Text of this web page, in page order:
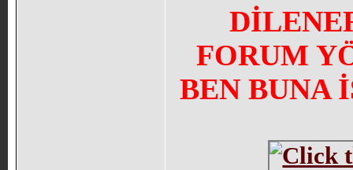
FORUM
BEN BUNA